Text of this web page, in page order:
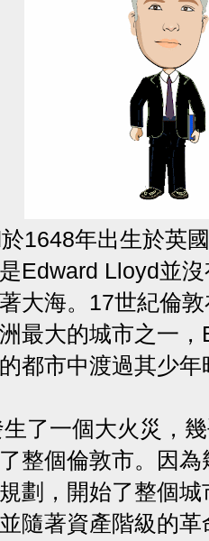
1648年出生於英
Edward Lloyd並
大海。17世紀倫
最大的城市之一
都市中渡過其少年
了一個大火災，
整個倫敦市。因
劃，開始了整個
隨著資產階級的